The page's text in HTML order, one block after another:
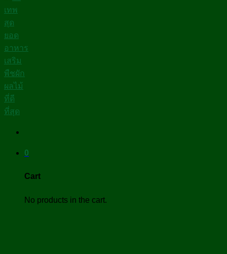
0
Cart
No products in the cart.